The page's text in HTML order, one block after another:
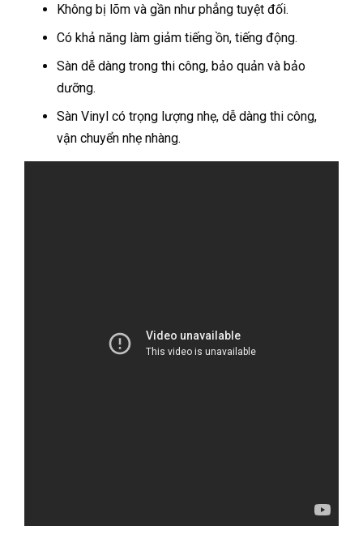
Không bị lõm và gần như phẳng tuyệt đối.
Có khả năng làm giảm tiếng ồn, tiếng động.
Sàn dễ dàng trong thi công, bảo quản và bảo
dưỡng.
Sàn Vinyl có trọng lượng nhẹ, dễ dàng thi công,
vận chuyển nhẹ nhàng.